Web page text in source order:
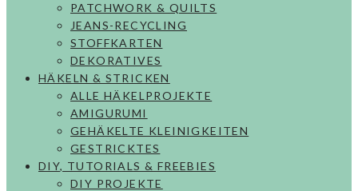
PATCHWORK & QUILTS
JEANS-RECYCLING
STOFFKARTEN
DEKORATIVES
HÄKELN & STRICKEN
ALLE HÄKELPROJEKTE
AMIGURUMI
GEHÄKELTE KLEINIGKEITEN
GESTRICKTES
DIY, TUTORIALS & FREEBIES
DIY PROJEKTE